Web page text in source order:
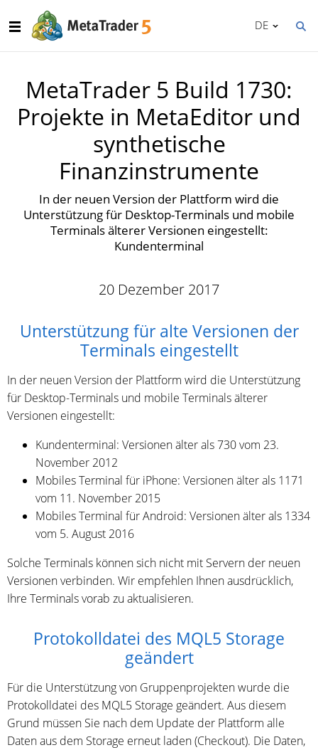
DE
MetaTrader 5 Build 1730:
Projekte in MetaEditor und
synthetische
Finanzinstrumente
In der neuen Version der Plattform wird die
Unterstützung für Desktop-Terminals und mobile
Terminals älterer Versionen eingestellt:
Kundenterminal
20 Dezember 2017
Unterstützung für alte Versionen der
Terminals eingestellt
In der neuen Version der Plattform wird die Unterstützung
für Desktop-Terminals und mobile Terminals älterer
Versionen eingestellt:
Kundenterminal: Versionen älter als 730 vom 23.
November 2012
Mobiles Terminal für iPhone: Versionen älter als 1171
vom 11. November 2015
Mobiles Terminal für Android: Versionen älter als 1334
vom 5. August 2016
Solche Terminals können sich nicht mit Servern der neuen
Versionen verbinden. Wir empfehlen Ihnen ausdrücklich,
Ihre Terminals vorab zu aktualisieren.
Protokolldatei des MQL5 Storage
geändert
Für die Unterstützung von Gruppenprojekten wurde die
Protokolldatei des MQL5 Storage geändert. Aus diesem
Grund müssen Sie nach dem Update der Plattform alle
Daten aus dem Storage erneut laden (Checkout). Die Daten,